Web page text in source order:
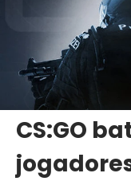
CS:GO